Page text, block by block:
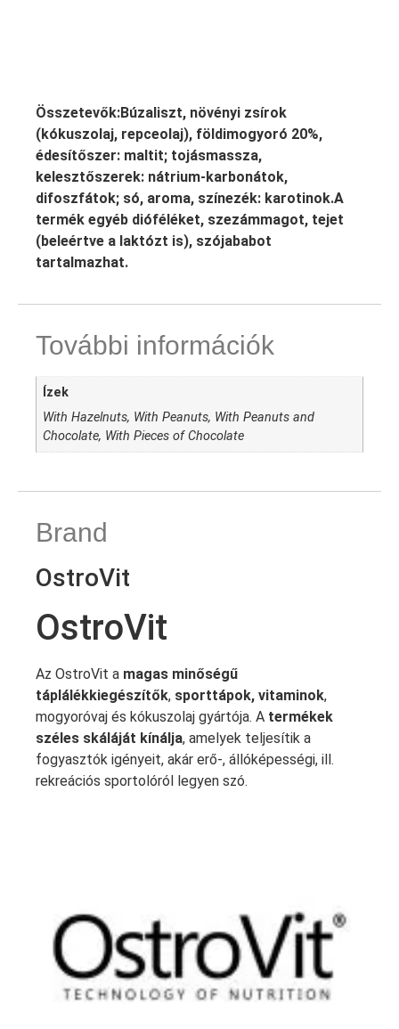
Összetevők:Búzaliszt, növényi zsírok
(kókuszolaj, repceolaj), földimogyoró 20%,
édesítőszer: maltit; tojásmassza,
kelesztőszerek: nátrium-karbonátok,
difoszfátok; só, aroma, színezék: karotinok.A
termék egyéb dióféléket, szezámmagot, tejet
(beleértve a laktózt is), szójababot
tartalmazhat.
További információk
Ízek
With Hazelnuts, With Peanuts, With Peanuts and
Chocolate, With Pieces of Chocolate
Brand
OstroVit
OstroVit
Az OstroVit a magas minőségű
táplálékkiegészítők, sporttápok, vitaminok,
mogyoróvaj és kókuszolaj gyártója. A termékek
széles skáláját kínálja, amelyek teljesítik a
fogyasztók igényeit, akár erő-, állóképességi, ill.
rekreációs sportolóról legyen szó.